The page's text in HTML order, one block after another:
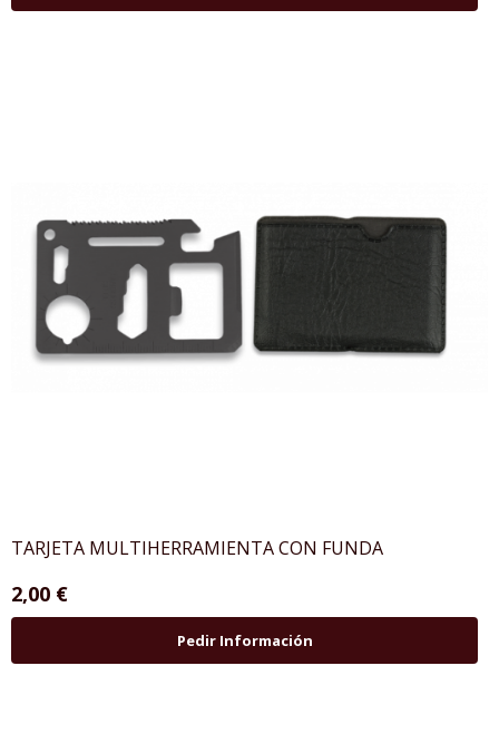
TARJETA MULTIHERRAMIENTA CON FUNDA
2,00 €
Pedir Información